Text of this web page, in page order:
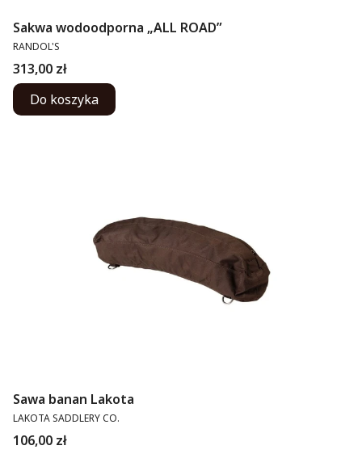
Sakwa wodoodporna „ALL ROAD”
PRODUCENT
RANDOL'S
Cena
313,00 zł
Do koszyka
Sawa banan Lakota
PRODUCENT
LAKOTA SADDLERY CO.
Cena
106,00 zł